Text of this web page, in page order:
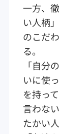
一方、
い人柄
のこだ
る。
「自分
いに使
を持っ
言わな
たかい